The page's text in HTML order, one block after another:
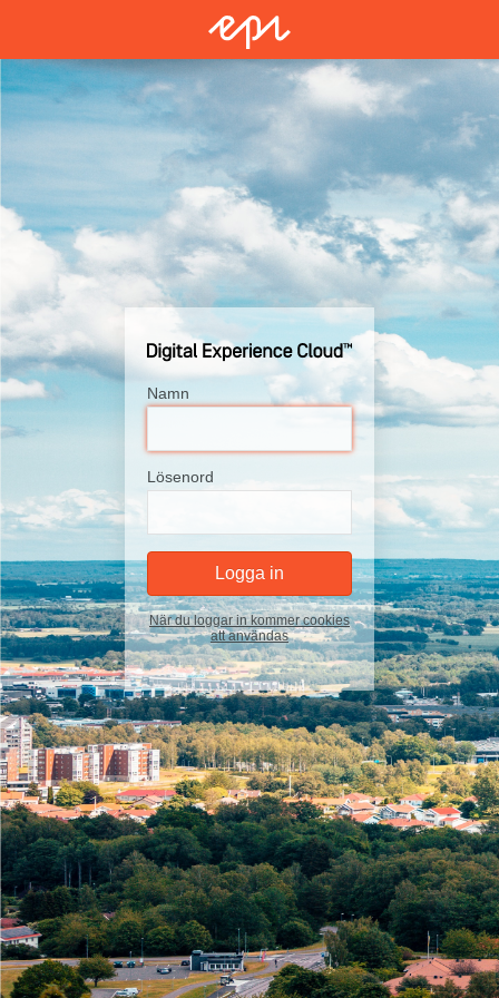
Namn
Lösenord
När du loggar in kommer cookies
att användas